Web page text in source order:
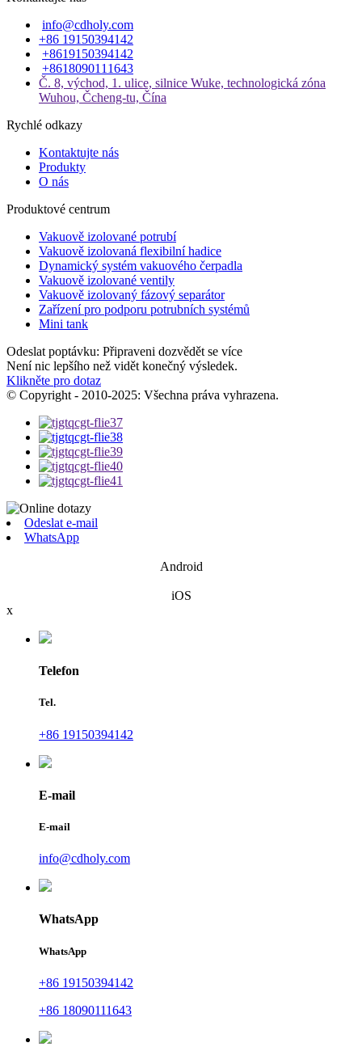
info@cdholy.com
+86 19150394142
+8619150394142
+8618090111643
Č. 8, východ, 1. ulice, silnice Wuke, technologická zóna
Wuhou, Čcheng-tu, Čína
Rychlé odkazy
Kontaktujte nás
Produkty
O nás
Produktové centrum
Vakuově izolované potrubí
Vakuově izolovaná flexibilní hadice
Dynamický systém vakuového čerpadla
Vakuově izolované ventily
Vakuově izolovaný fázový separátor
Zařízení pro podporu potrubních systémů
Mini tank
Odeslat poptávku: Připraveni dozvědět se více
Není nic lepšího než vidět konečný výsledek.
Klikněte pro dotaz
© Copyright - 2010-2025: Všechna práva vyhrazena.
Odeslat e-mail
WhatsApp
Android
iOS
x
Telefon
Tel.
+86 19150394142
E-mail
E-mail
info@cdholy.com
WhatsApp
WhatsApp
+86 19150394142
+86 18090111643